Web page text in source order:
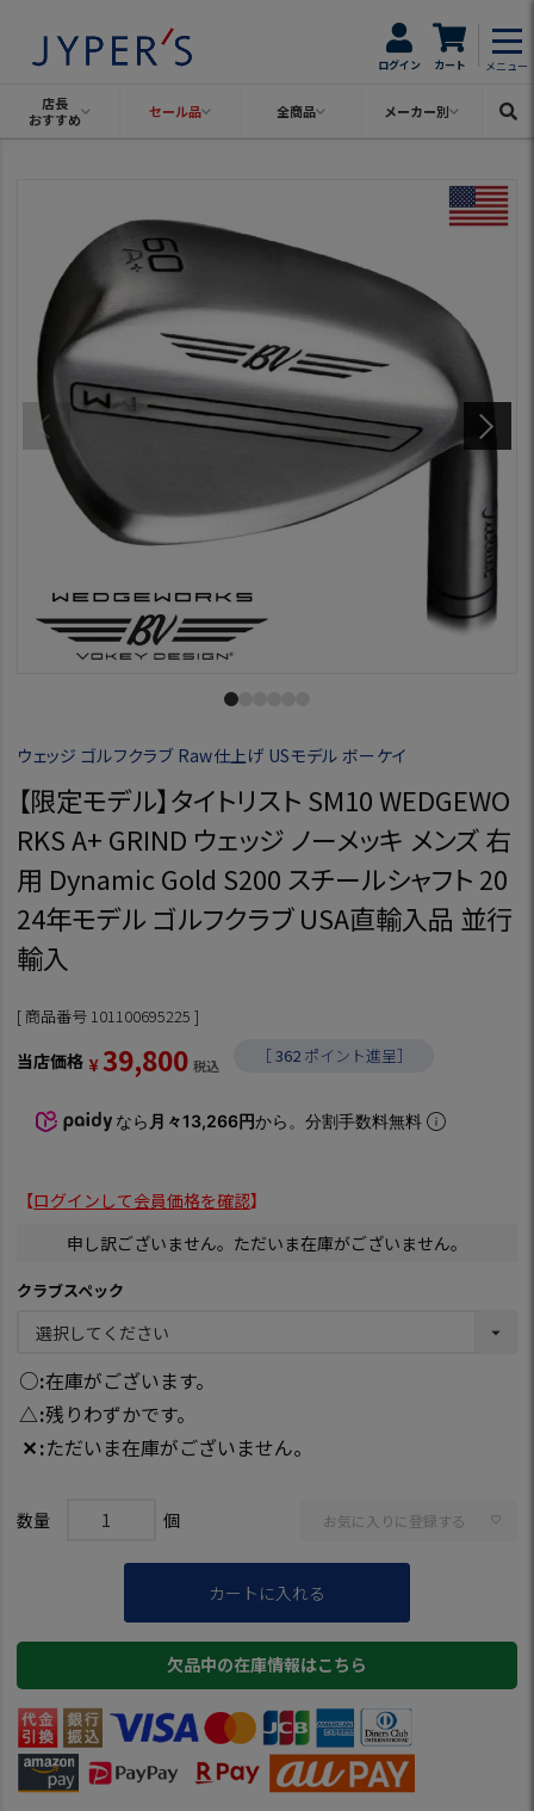
ログイン カート メニュー
店長
おすすめ
セール品 全商品 メーカー別
ウェッジ ゴルフクラブ Raw仕上げ USモデル ボーケイ
【限定モデル】タイトリスト SM10 WEDGEWO
RKS A+ GRIND ウェッジ ノーメッキ メンズ 右
用 Dynamic Gold S200 スチールシャフト 20
24年モデル ゴルフクラブ USA直輸入品 並行
輸入
商品番号 101100695225
当店価格 ¥39,800 税込 ［362 ポイント進呈］
なら 月々13,266円から。分割手数料無料
【ログインして会員価格を確認】
申し訳ございません。ただいま在庫がございません。
クラブスペック
○ 在庫がございます。
△ 残りわずかです。
✕ ただいま在庫がございません。
お気に入りに登録する
カートに入れる
欠品中の在庫情報はこちら